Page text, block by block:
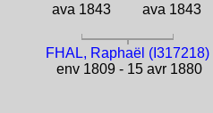
ava 1843
ava 1843
FHAL, Raphaël (I317218)
env 1809 - 15 avr 1880